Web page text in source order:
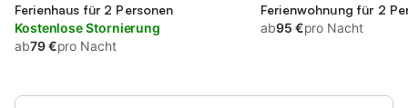
Ferienhaus für 2 Personen
Kostenlose Stornierung
ab79 €pro Nacht
Ferienwohnung für 2
ab95 €pro Nacht